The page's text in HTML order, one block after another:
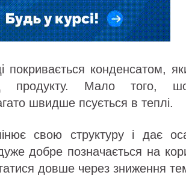
конденсатом,
продукту. Мало того,
швидше псується в теплі.
свою структуру і дає
добре позначається на
довше через зниження